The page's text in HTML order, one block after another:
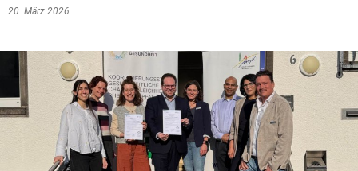
20. März 2026